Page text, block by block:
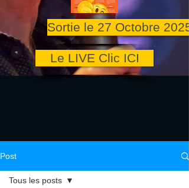
Sortie le 27 Octobre 2025
Le LIVE Clic ICI
Post
Tous les posts